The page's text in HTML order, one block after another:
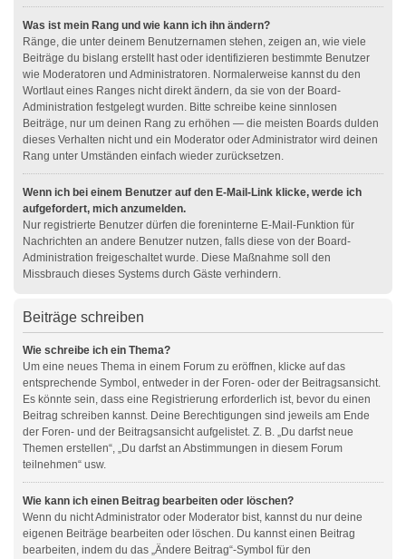
Was ist mein Rang und wie kann ich ihn ändern?
Ränge, die unter deinem Benutzernamen stehen, zeigen an, wie viele
Beiträge du bislang erstellt hast oder identifizieren bestimmte Benutzer
wie Moderatoren und Administratoren. Normalerweise kannst du den
Wortlaut eines Ranges nicht direkt ändern, da sie von der Board-
Administration festgelegt wurden. Bitte schreibe keine sinnlosen
Beiträge, nur um deinen Rang zu erhöhen — die meisten Boards dulden
dieses Verhalten nicht und ein Moderator oder Administrator wird deinen
Rang unter Umständen einfach wieder zurücksetzen.
Wenn ich bei einem Benutzer auf den E-Mail-Link klicke, werde ich
aufgefordert, mich anzumelden.
Nur registrierte Benutzer dürfen die foreninterne E-Mail-Funktion für
Nachrichten an andere Benutzer nutzen, falls diese von der Board-
Administration freigeschaltet wurde. Diese Maßnahme soll den
Missbrauch dieses Systems durch Gäste verhindern.
Beiträge schreiben
Wie schreibe ich ein Thema?
Um eine neues Thema in einem Forum zu eröffnen, klicke auf das
entsprechende Symbol, entweder in der Foren- oder der Beitragsansicht.
Es könnte sein, dass eine Registrierung erforderlich ist, bevor du einen
Beitrag schreiben kannst. Deine Berechtigungen sind jeweils am Ende
der Foren- und der Beitragsansicht aufgelistet. Z. B. „Du darfst neue
Themen erstellen“, „Du darfst an Abstimmungen in diesem Forum
teilnehmen“ usw.
Wie kann ich einen Beitrag bearbeiten oder löschen?
Wenn du nicht Administrator oder Moderator bist, kannst du nur deine
eigenen Beiträge bearbeiten oder löschen. Du kannst einen Beitrag
bearbeiten, indem du das „Ändere Beitrag“-Symbol für den